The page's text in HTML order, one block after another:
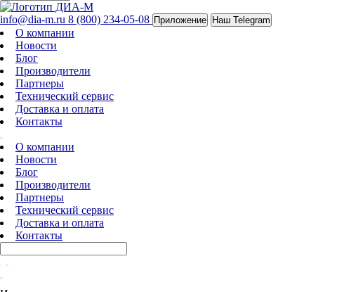
info@dia-m.ru 8 (800) 234-05-08 Приложение Наш Telegram
О компании
Новости
Блог
Производители
Партнеры
Технический сервис
Доставка и оплата
Контакты
О компании
Новости
Блог
Производители
Партнеры
Технический сервис
Доставка и оплата
Контакты